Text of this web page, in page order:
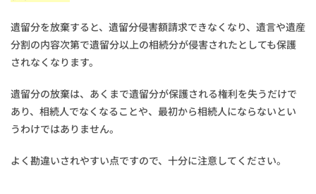
遺留分を放棄すると、遺留分侵害額請求できなくなり、遺言や遺産
分割の内容次第で遺留分以上の相続分が侵害されたとしても保護
されなくなります。
遺留分の放棄は、あくまで遺留分が保護される権利を失うだけで
あり、相続人でなくなることや、最初から相続人にならないとい
うわけではありません。
よく勘違いされやすい点ですので、十分に注意してください。